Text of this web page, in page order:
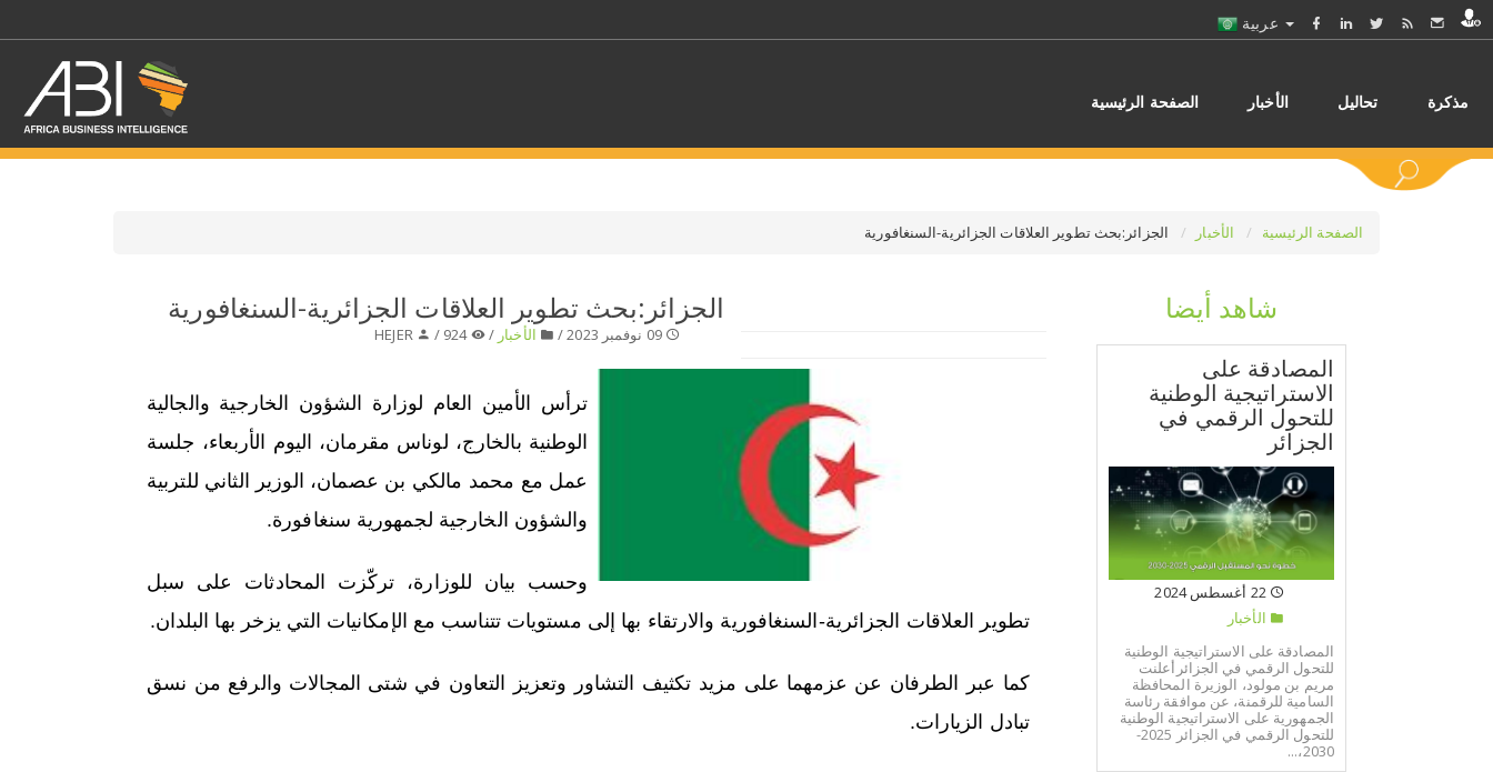
الصفحة الرئيسية الأخبار تحاليل مذكرة
اختر قطاع / القطاعات
حدد الفرع
الصفحة الرئيسية الأخبار الجزائر:بحث تطوير العلاقات الجزائرية-السنغافورية
الجزائر:بحث تطوير العلاقات الجزائرية-السنغافورية
09 نوفمبر 2023 / الأخبار /
924 /
ترأس الأمين العام لوزارة الشؤون الخارجية والجالية
الوطنية بالخارج، لوناس مقرمان، اليوم الأربعاء، جلسة
عمل مع محمد مالكي بن عصمان، الوزير الثاني للتربية
والشؤون الخارجية لجمهورية سنغافورة.
وحسب بيان للوزارة، تركّزت المحادثات على سبل
تطوير العلاقات الجزائرية-السنغافورية والارتقاء بها إلى مستويات تتناسب مع الإمكانيات التي يزخر بها البلدان.
كما عبر الطرفان عن عزمهما على مزيد تكثيف التشاور وتعزيز التعاون في شتى المجالات والرفع من نسق
تبادل الزيارات.
شاهد أيضا
المصادقة على
الاستراتيجية الوطنية
للتحول الرقمي في
الجزائر
22 أغسطس 2024
الأخبار
المصادقة على الاستراتيجية الوطنية
للتحول الرقمي في الجزائرأعلنت
مريم بن مولود، الوزيرة المحافظة
السامية للرقمنة، عن موافقة رئاسة
الجمهورية على الاستراتيجية الوطنية
للتحول الرقمي في الجزائر 2025-
2030،...